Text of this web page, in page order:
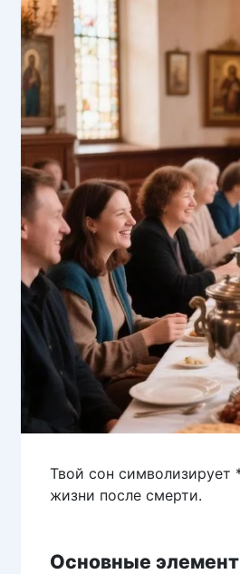
Твой сон символизирует
жизни после смерти.
Основные